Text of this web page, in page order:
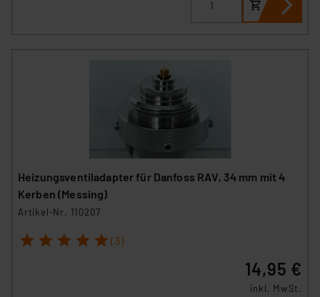
Heizungsventiladapter für Danfoss RAV, 34 mm mit 4
Kerben (Messing)
Artikel-Nr. 110207
1 2 3 4 5 (3)
14,95 €
inkl. MwSt.